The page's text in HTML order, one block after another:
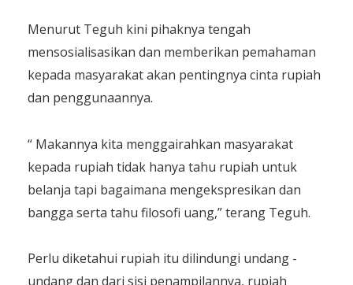
Menurut Teguh kini pihaknya tengah
mensosialisasikan dan memberikan pemahaman
kepada masyarakat akan pentingnya cinta rupiah
dan penggunaannya.
“ Makannya kita menggairahkan masyarakat
kepada rupiah tidak hanya tahu rupiah untuk
belanja tapi bagaimana mengekspresikan dan
bangga serta tahu filosofi uang,” terang Teguh.
Perlu diketahui rupiah itu dilindungi undang -
undang dan dari sisi penampilannya, rupiah